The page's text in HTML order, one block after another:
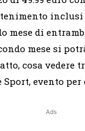
mese di
mese si
cosa vedere
evento per
Ads